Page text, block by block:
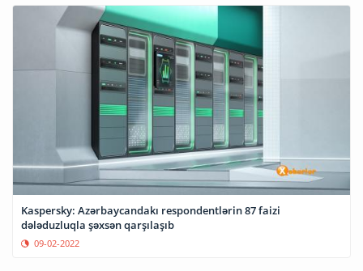
Kaspersky: Azərbaycandakı respondentlərin 87 faizi
dələduzluqla şəxsən qarşılaşıb
09-02-2022